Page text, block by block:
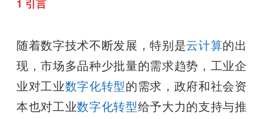
1 引言
随着数字技术不断发展，特别是云计算的出
现，市场多品种少批量的需求趋势，工业企
业对工业数字化转型的需求，政府和社会资
本也对工业数字化转型给予大力的支持与推